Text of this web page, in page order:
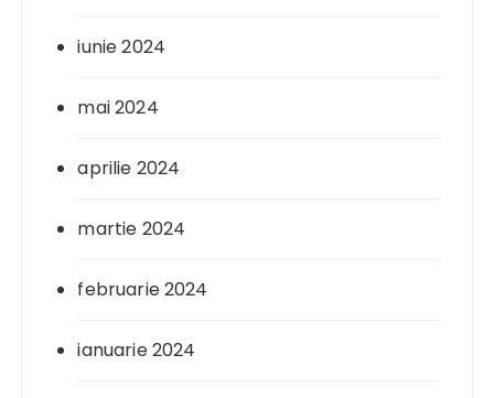
iunie 2024
mai 2024
aprilie 2024
martie 2024
februarie 2024
ianuarie 2024